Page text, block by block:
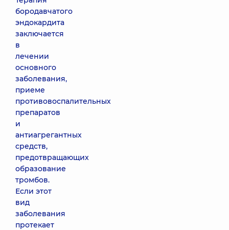
бородавчатого
эндокардита
заключается
в
лечении
основного
заболевания,
приеме
противовоспалительных
препаратов
и
антиагрегантных
средств,
предотвращающих
образование
тромбов.
Если этот
вид
заболевания
протекает